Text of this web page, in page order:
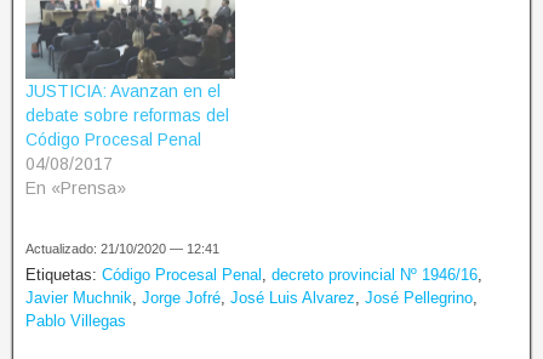
JUSTICIA: Avanzan en el
debate sobre reformas del
Código Procesal Penal
04/08/2017
En «Prensa»
Actualizado: 21/10/2020 — 12:41
Etiquetas: Código Procesal Penal , decreto provincial Nº 1946/16,
Javier Muchnik, Jorge Jofré, José Luis Alvarez, José Pellegrino,
Pablo Villegas